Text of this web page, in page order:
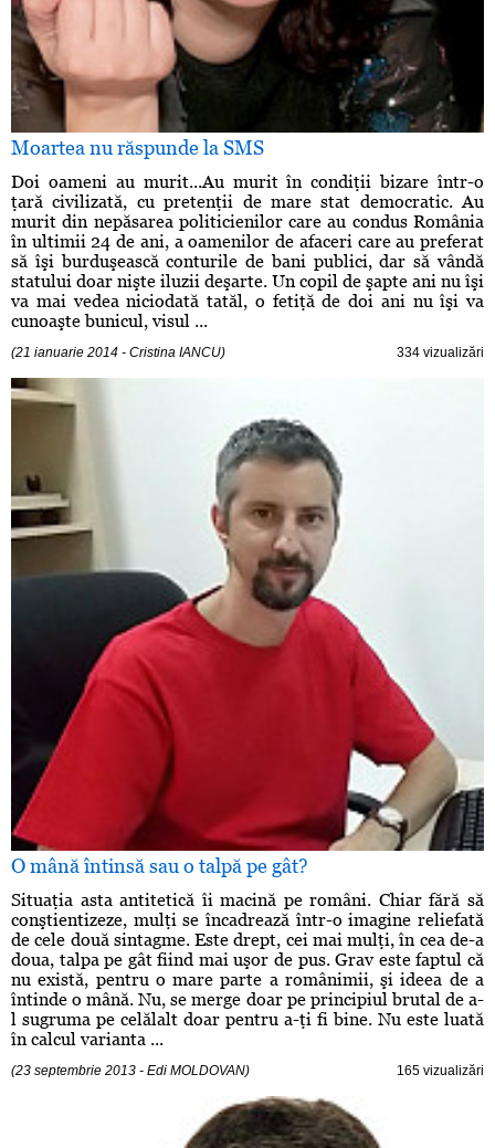
Moartea nu răspunde la SMS
Doi oameni au murit...Au murit în condiţii bizare într-o
ţară civilizată, cu pretenţii de mare stat democratic. Au
murit din nepăsarea politicienilor care au condus România
în ultimii 24 de ani, a oamenilor de afaceri care au preferat
să îşi burduşească conturile de bani publici, dar să vândă
statului doar nişte iluzii deşarte. Un copil de şapte ani nu îşi
va mai vedea niciodată tatăl, o fetiţă de doi ani nu îşi va
cunoaşte bunicul, visul ...
(21 ianuarie 2014 - Cristina IANCU) 334 vizualizări
O mână întinsă sau o talpă pe gât?
Situaţia asta antitetică îi macină pe români. Chiar fără să
conştientizeze, mulţi se încadrează într-o imagine reliefată
de cele două sintagme. Este drept, cei mai mulţi, în cea de-a
doua, talpa pe gât fiind mai uşor de pus. Grav este faptul că
nu există, pentru o mare parte a românimii, şi ideea de a
întinde o mână. Nu, se merge doar pe principiul brutal de a-
l sugruma pe celălalt doar pentru a-ţi fi bine. Nu este luată
în calcul varianta ...
(23 septembrie 2013 - Edi MOLDOVAN) 165 vizualizări